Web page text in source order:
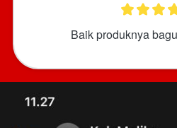
Baik produknya